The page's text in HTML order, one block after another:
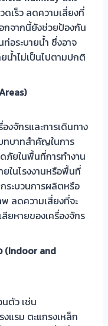
ดเร็ว ลดความเสี่ยงที่
กจากนี้ยังช่วยป้องกัน
อระบายน้ำ ซึ่งอาจ
ยน้ำไม่เป็นไปตามปกติ
งจักรและการเดินทาง
ทบาทสำคัญในการ
ภัยในพื้นที่การทำงาน
ในโรงงานหรือพื้นที่
ระบวนการผลิตหรือ
ลดความเสี่ยงที่จะ
ยหายของเครื่องจักร
(Indoor and
ตัว เช่น
แรม ตะแกรงเหล็ก